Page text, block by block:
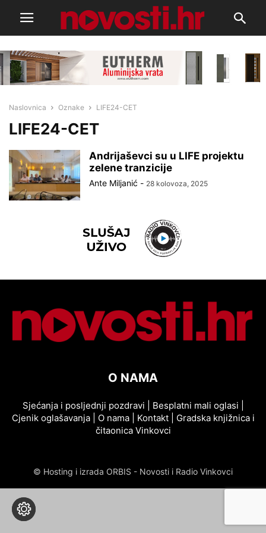
Naslovnica Oznake LIFE24-CET
LIFE24-CET
Andrijaševci su u LIFE projektu
zelene tranzicije
Ante Miljanić - 28 kolovoza, 2025
O NAMA
Sjećanja i posljednji pozdravi Besplatni mali oglasi
Cjenik oglašavanja| O nama| Kontakt| Gradska knjižnica i
čitaonica Vinkovci
© Hosting i izrada ORBIS - Novosti i Radio Vinkovci